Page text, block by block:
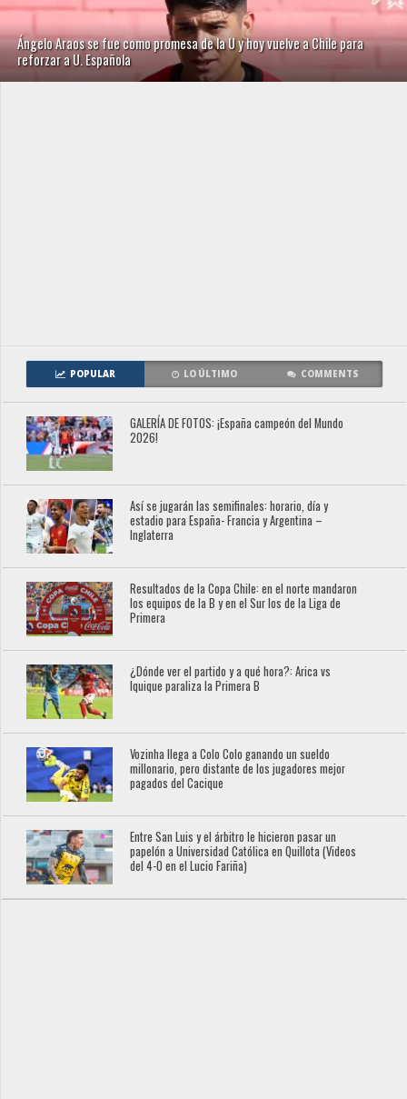
Ángelo Araos se fue como promesa de la U y hoy vuelve a Chile para
reforzar a U. Española
POPULAR LO ÚLTIMO COMMENTS
GALERÍA DE FOTOS: ¡España campeón del Mundo
2026!
Así se jugarán las semifinales: horario, día y
estadio para España- Francia y Argentina –
Inglaterra
Resultados de la Copa Chile: en el norte mandaron
los equipos de la B y en el Sur los de la Liga de
Primera
¿Dónde ver el partido y a qué hora?: Arica vs
Iquique paraliza la Primera B
Vozinha llega a Colo Colo ganando un sueldo
millonario, pero distante de los jugadores mejor
pagados del Cacique
Entre San Luis y el árbitro le hicieron pasar un
papelón a Universidad Católica en Quillota (Videos
del 4-0 en el Lucio Fariña)